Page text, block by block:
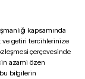
kapsamında
ve getiri tercihlerinize
çerçevesinde
azami özen
bilgilerin